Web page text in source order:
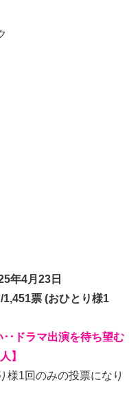
年4月23日
票 (おひとり様1
･ドラマ出演を待ち望む
】
1回のみの投票になり